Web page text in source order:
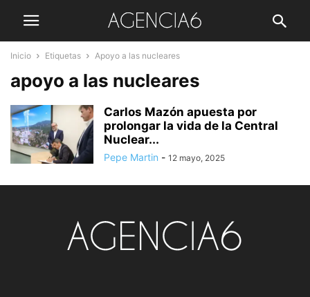
Inicio Etiquetas Apoyo a las nucleares
apoyo a las nucleares
Carlos Mazón apuesta por
prolongar la vida de la Central
Nuclear...
Pepe Martin - 12 mayo, 2025